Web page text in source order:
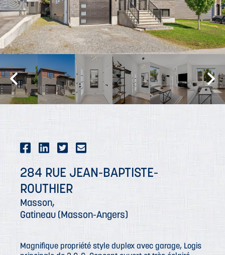
284 RUE JEAN-BAPTISTE-
ROUTHIER
Masson,
Gatineau (Masson-Angers)
Magnifique propriété style duplex avec garage, Logis